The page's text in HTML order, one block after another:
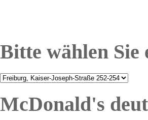
Bitte wählen Sie
McDonald's